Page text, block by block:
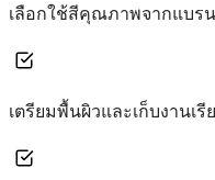
เลือกใช้สีคุณภาพจากแบรน
เตรียมพื้นผิวและเก็บงานเ